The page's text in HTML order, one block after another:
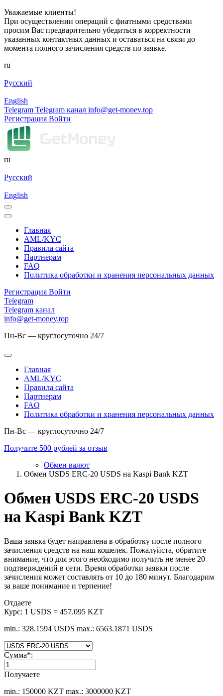
Уважаемые клиенты!
При осуществлении операций с фиатными средствами
просим Вас предварительно убедиться в корректности
указанных контактных данных и оставаться на связи до
момента полного зачисления средств по заявке.
ru
Русский
English
Telegram Telegram канал info@get-money.top
Регистрация Войти
ru
Русский
English
Главная
AML/KYC
Правила сайта
Партнерам
FAQ
Политика обработки и хранения персональных данных
Регистрация Войти
Telegram
Telegram канал
info@get-money.top
Пн-Вс — круглосуточно 24/7
Главная
AML/KYC
Правила сайта
Партнерам
FAQ
Политика обработки и хранения персональных данных
Пн-Вс — круглосуточно 24/7
Получите 500 рублей за отзыв
Обмен валют
Обмен USDS ERC-20 USDS на Kaspi Bank KZT
Обмен USDS ERC-20 USDS
на Kaspi Bank KZT
Ваша заявка будет направлена в обработку после полного
зачисления средств на наш кошелек. Пожалуйста, обратите
внимание, что для этого необходимо получить не менее 20
подтверждений в сети. Время обработки заявки после
зачисления может составлять от 10 до 180 минут. Благодарим
за ваше понимание и терпение!
Отдаете
Курс: 1 USDS = 457.095 KZT
min.: 328.1594 USDS max.: 6563.1871 USDS
Сумма*:
Получаете
min.: 150000 KZT max.: 3000000 KZT